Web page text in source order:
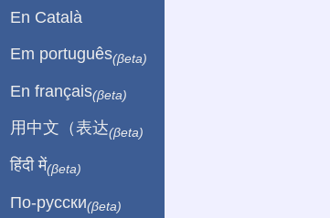
En Català
Em português(βeta)
En français(βeta)
用中文（表达(βeta)
हिंदी में(βeta)
По-русски(βeta)